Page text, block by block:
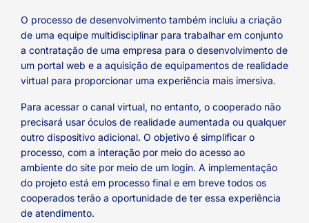
O processo de desenvolvimento também incluiu a criação
de uma equipe multidisciplinar para trabalhar em conjunto
a contratação de uma empresa para o desenvolvimento de
um portal web e a aquisição de equipamentos de realidade
virtual para proporcionar uma experiência mais imersiva.
Para acessar o canal virtual, no entanto, o cooperado não
precisará usar óculos de realidade aumentada ou qualquer
outro dispositivo adicional. O objetivo é simplificar o
processo, com a interação por meio do acesso ao
ambiente do site por meio de um login. A implementação
do projeto está em processo final e em breve todos os
cooperados terão a oportunidade de ter essa experiência
de atendimento.